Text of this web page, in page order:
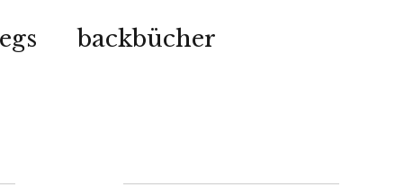
backbücher